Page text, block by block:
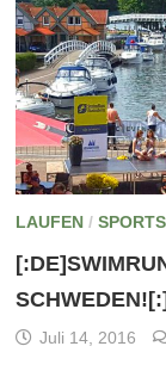
LAUFEN/ SPORTS
SCHWEDEN![:]
Juli 14, 2016